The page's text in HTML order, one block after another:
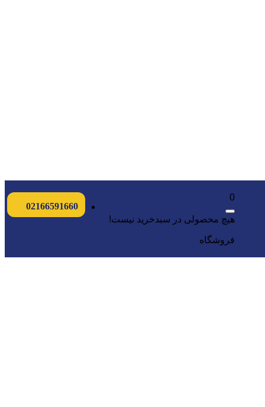
02166591660
0
هیچ محصولی در سبدخرید نیست!
فروشگاه